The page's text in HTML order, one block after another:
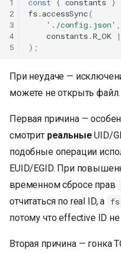
1
2
3
4
5
const { constants }
fs .accessSync(
'./config.json' ,
constants .R_OK |
);
При неудаче —
можете не открыть файл.
Первая причина —
смотрит реальные UID/
подобные операции
EUID/EGID. При
временном сбросе прав
отчитаться по real ID, а
потому что effective ID
Вторая причина — гонка